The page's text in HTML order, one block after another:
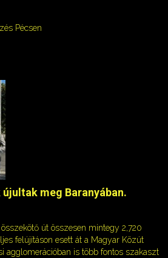
Pécsen
meg Baranyában.
út összesen mintegy 2,720
felújításon esett át a Magyar Közút
agglomerációban is több fontos szakaszt